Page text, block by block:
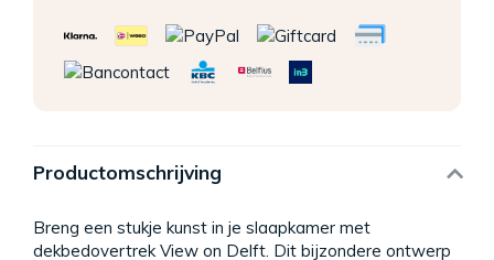
Productomschrijving
Breng een stukje kunst in je slaapkamer met
dekbedovertrek View on Delft. Dit bijzondere ontwerp